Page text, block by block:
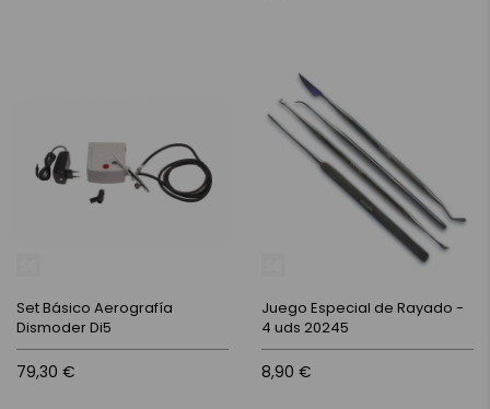
Set Básico Aerografía
Dismoder Di5
79,30 €
Juego Especial de Rayado -
4 uds 20245
8,90 €